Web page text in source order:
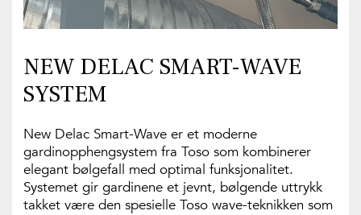
NEW DELAC SMART-WAVE
SYSTEM
New Delac Smart-Wave er et moderne
gardinopphengsystem fra Toso som kombinerer
elegant bølgefall med optimal funksjonalitet.
Systemet gir gardinene et jevnt, bølgende uttrykk
takket være den spesielle Toso wave-teknikken som